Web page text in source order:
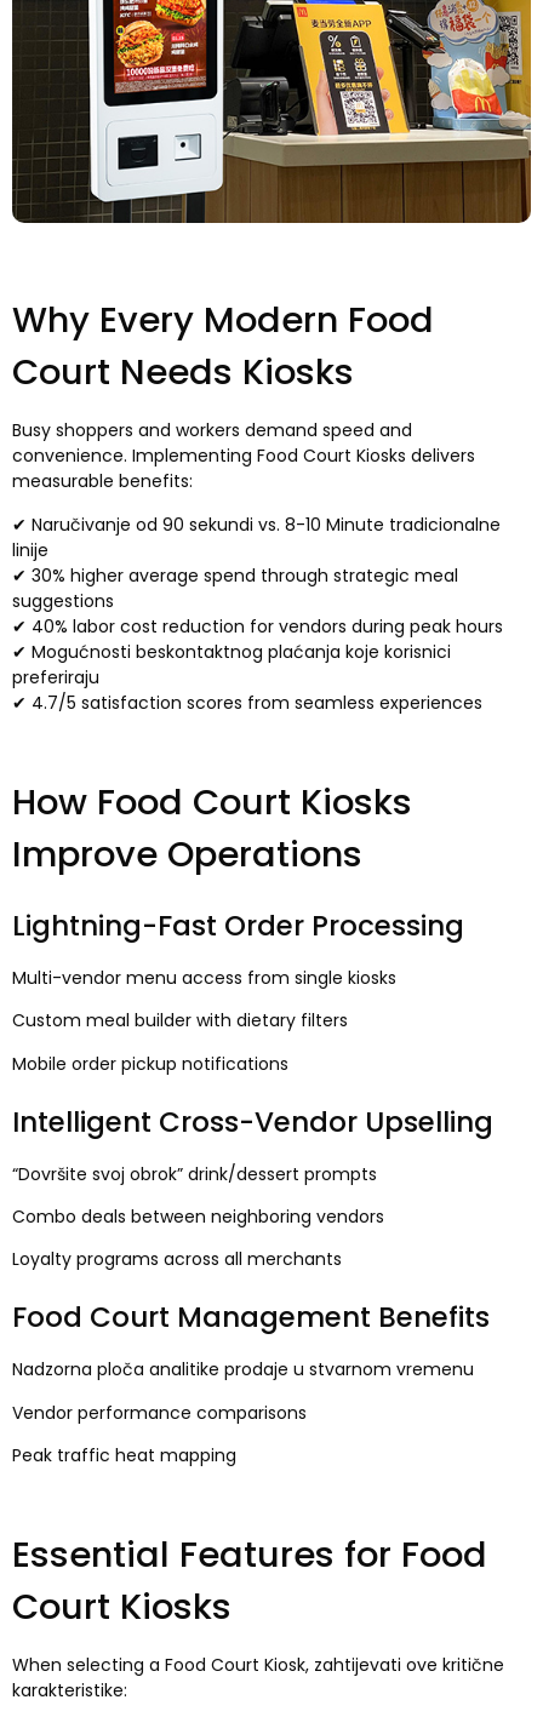
Why Every Modern Food
Court Needs Kiosks
Busy shoppers and workers demand speed and
convenience. Implementing Food Court Kiosks delivers
measurable benefits:
✔ Naručivanje od 90 sekundi vs. 8-10 Minute tradicionalne
linije
✔ 30% higher average spend through strategic meal
suggestions
✔ 40% labor cost reduction for vendors during peak hours
✔ Mogućnosti beskontaktnog plaćanja koje korisnici
preferiraju
✔ 4.7/5 satisfaction scores from seamless experiences
How Food Court Kiosks
Improve Operations
Lightning-Fast Order Processing
Multi-vendor menu access from single kiosks
Custom meal builder with dietary filters
Mobile order pickup notifications
Intelligent Cross-Vendor Upselling
“Dovršite svoj obrok” drink/dessert prompts
Combo deals between neighboring vendors
Loyalty programs across all merchants
Food Court Management Benefits
Nadzorna ploča analitike prodaje u stvarnom vremenu
Vendor performance comparisons
Peak traffic heat mapping
Essential Features for Food
Court Kiosks
When selecting a Food Court Kiosk, zahtijevati ove kritične
karakteristike: